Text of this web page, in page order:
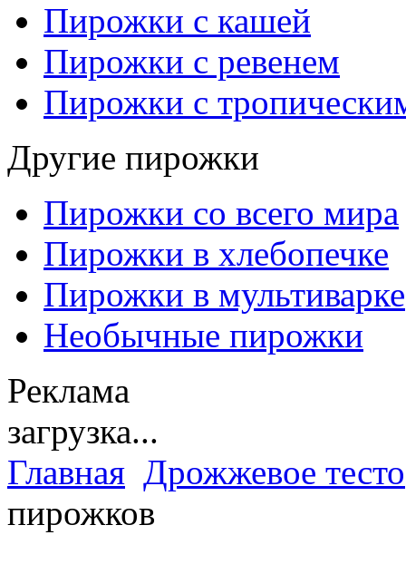
Пирожки с кашей
Пирожки с ревенем
Пирожки с
Другие пирожки
Пирожки со всего мира
Пирожки в хлебопечке
Пирожки в мультиварке
Необычные пирожки
Реклама
загрузка...
Главная Дрожжевое тесто
пирожков